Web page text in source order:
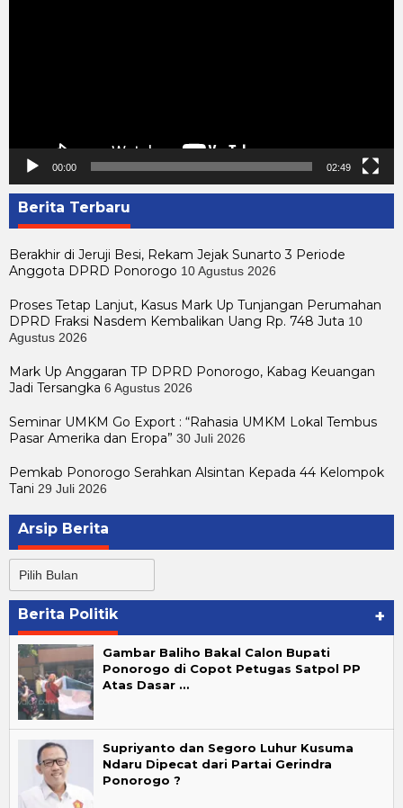
00:00 02:49
Berita Terbaru
Berakhir di Jeruji Besi, Rekam Jejak Sunarto 3 Periode
Anggota DPRD Ponorogo 10 Agustus 2026
Proses Tetap Lanjut, Kasus Mark Up Tunjangan Perumahan
DPRD Fraksi Nasdem Kembalikan Uang Rp. 748 Juta 10
Agustus 2026
Mark Up Anggaran TP DPRD Ponorogo, Kabag Keuangan
Jadi Tersangka 6 Agustus 2026
Seminar UMKM Go Export : “Rahasia UMKM Lokal Tembus
Pasar Amerika dan Eropa” 30 Juli 2026
Pemkab Ponorogo Serahkan Alsintan Kepada 44 Kelompok
Tani 29 Juli 2026
Arsip Berita
Berita
Berita Politik +
Gambar Baliho Bakal Calon Bupati
Ponorogo di Copot Petugas Satpol PP
Atas Dasar …
Supriyanto dan Segoro Luhur Kusuma
Ndaru Dipecat dari Partai Gerindra
Ponorogo ?